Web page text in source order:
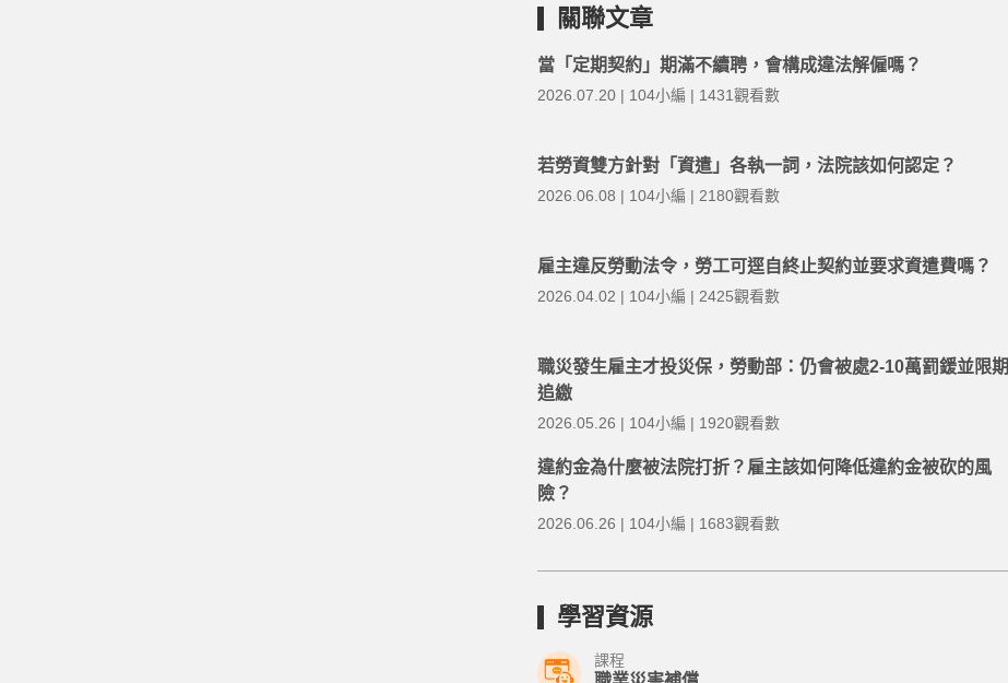
關聯文章
當「定期契約」期滿不續聘，會構成違法解僱嗎？
2026.07.20 | 104小編 | 1431觀看數
若勞資雙方針對「資遣」各執一詞，法院該如何認定？
2026.06.08 | 104小編 | 2180觀看數
雇主違反勞動法令，勞工可逕自終止契約並要求資遣費嗎？
2026.04.02 | 104小編 | 2425觀看數
職災發生雇主才投災保，勞動部：仍會被處2-10萬罰鍰並限期
追繳
2026.05.26 | 104小編 | 1920觀看數
違約金為什麼被法院打折？雇主該如何降低違約金被砍的風
險？
2026.06.26 | 104小編 | 1683觀看數
學習資源
課程